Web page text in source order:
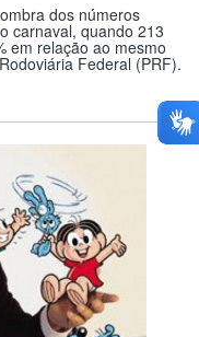
dos números
carnaval, quando 213
em relação ao mesmo
Federal (PRF).